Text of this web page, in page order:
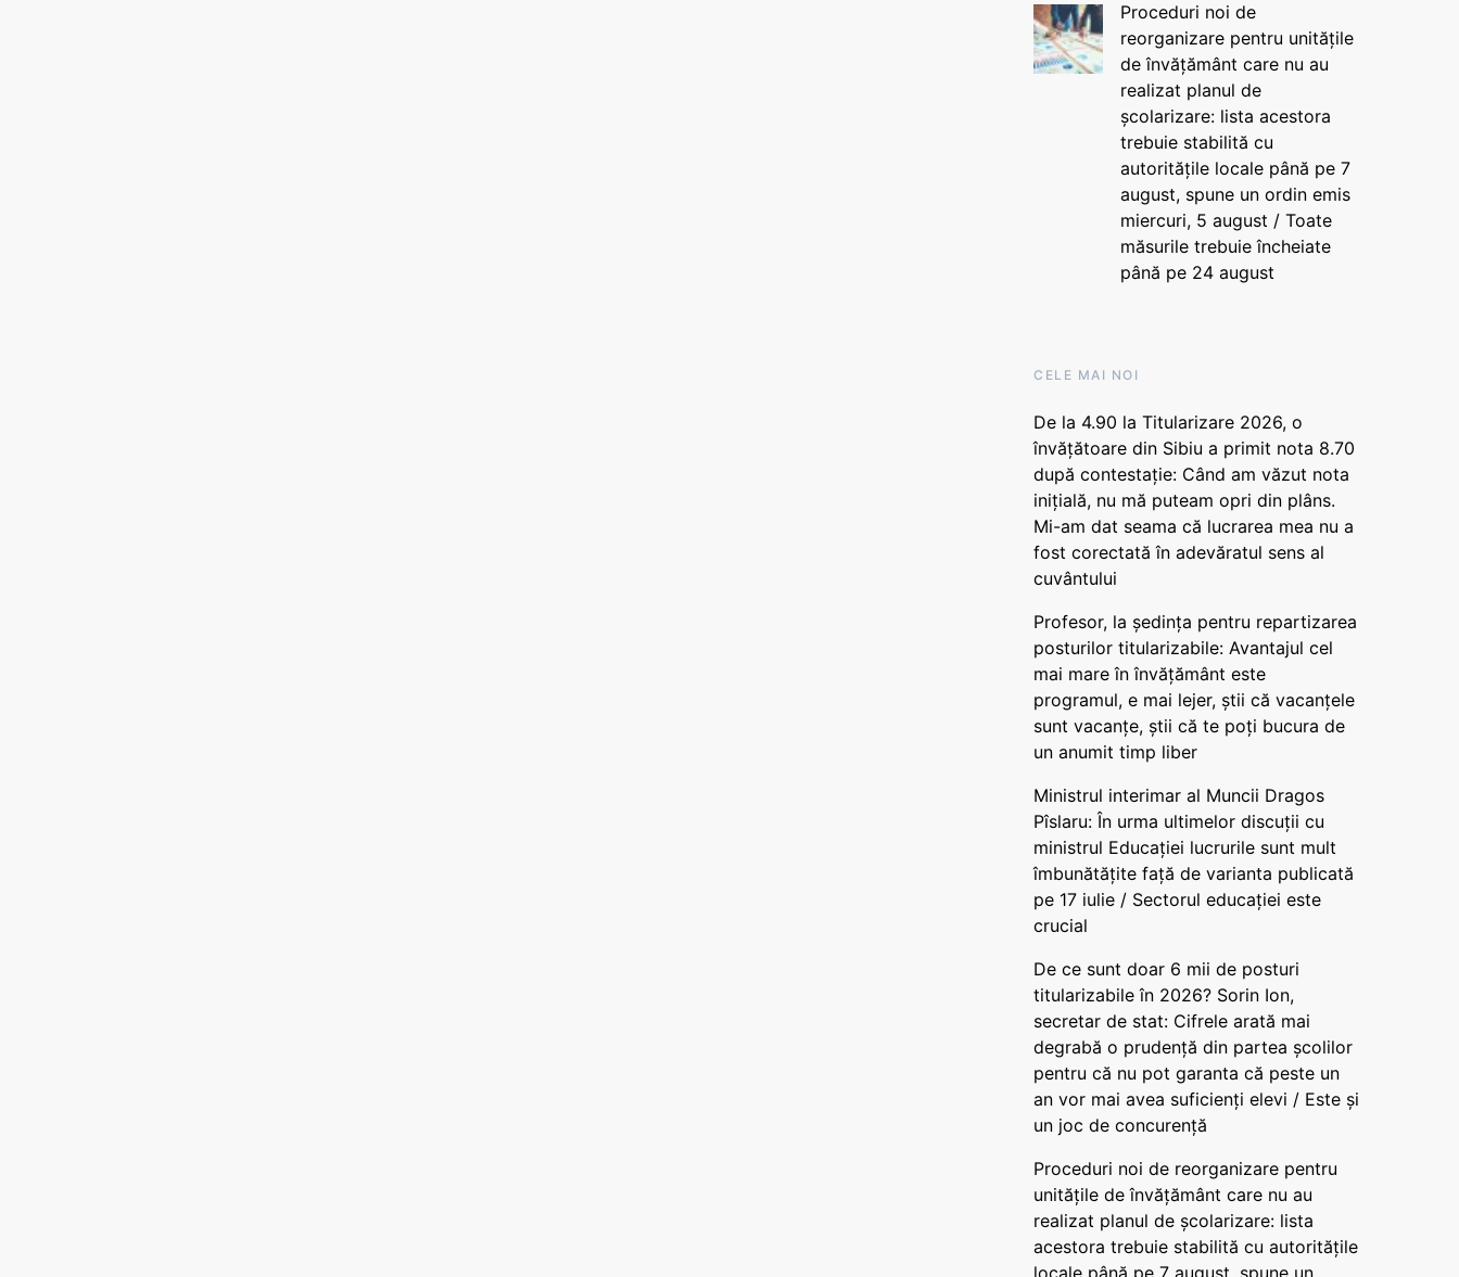
Proceduri noi de
reorganizare pentru unitățile
de învățământ care nu au
realizat planul de
școlarizare: lista acestora
trebuie stabilită cu
autoritățile locale până pe 7
august, spune un ordin emis
miercuri, 5 august / Toate
măsurile trebuie încheiate
până pe 24 august
CELE MAI NOI
De la 4.90 la Titularizare 2026, o
învățătoare din Sibiu a primit nota 8.70
după contestație: Când am văzut nota
inițială, nu mă puteam opri din plâns.
Mi-am dat seama că lucrarea mea nu a
fost corectată în adevăratul sens al
cuvântului
Profesor, la ședința pentru repartizarea
posturilor titularizabile: Avantajul cel
mai mare în învățământ este
programul, e mai lejer, știi că vacanțele
sunt vacanţe, știi că te poți bucura de
un anumit timp liber
Ministrul interimar al Muncii Dragos
Pîslaru: În urma ultimelor discuții cu
ministrul Educației lucrurile sunt mult
îmbunătățite față de varianta publicată
pe 17 iulie / Sectorul educației este
crucial
De ce sunt doar 6 mii de posturi
titularizabile în 2026? Sorin Ion,
secretar de stat: Cifrele arată mai
degrabă o prudență din partea școlilor
pentru că nu pot garanta că peste un
an vor mai avea suficienți elevi / Este și
un joc de concurență
Proceduri noi de reorganizare pentru
unitățile de învățământ care nu au
realizat planul de școlarizare: lista
acestora trebuie stabilită cu autoritățile
locale până pe 7 august, spune un